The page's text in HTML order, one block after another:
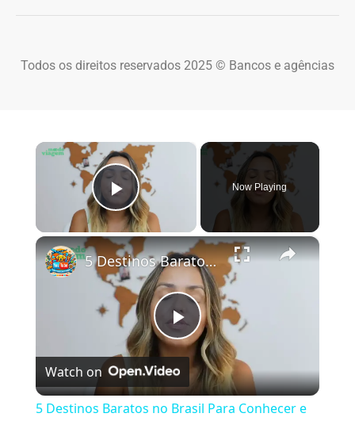
Todos os direitos reservados 2025 © Bancos e agências
×
Play Video
Now Playing
×
Play Video
5 Destinos Baratos no Brasil Para Conhecer e Amar! 🇧🇷✨
Watch on
5 Destinos Baratos no Brasil Para Conhecer e